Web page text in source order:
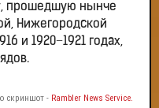
прошедшую нынче
Нижегородской
и 1920−1921 годах,
скриншот - Rambler News Service.